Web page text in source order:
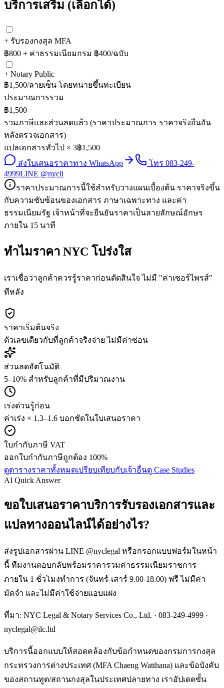
บริการเสริม (เลือกได้)
+ รับรองกงสุล MFA
฿800 + ค่าธรรมเนียมกรม ฿400/ฉบับ
+ Notary Public
฿1,500/ลายเซ็น โดยทนายขึ้นทะเบียน
ประมาณการรวม
฿1,500
รวมภาษีและส่วนลดแล้ว (ราคาประมาณการ ราคาจริงยืนยัน
หลังตรวจเอกสาร)
แปลเอกสารทั่วไป × 3฿1,500
ส่งใบเสนอราคาทาง WhatsApp
โทร 083-249-
4999LINE @nycli
ราคาประมาณการนี้ใช้สำหรับวางแผนเบื้องต้น ราคาจริงขึ้น
กับความซับซ้อนของเอกสาร ภาษาเฉพาะทาง และค่า
ธรรมเนียมรัฐ เจ้าหน้าที่จะยืนยันราคาเป็นลายลักษณ์อักษร
ภายใน 15 นาที
ทำไมราคา NYC โปร่งใส
เราเชื่อว่าลูกค้าควรรู้ราคาก่อนตัดสินใจ ไม่มี "ค่าเซอร์ไพรส์"
ทีหลัง
ราคาเริ่มต้นจริง
ตัวเลขเดียวกับที่ลูกค้าจริงจ่าย ไม่มีค่าซ่อน
ส่วนลดอัตโนมัติ
5–10% สำหรับลูกค้าที่มีปริมาณงาน
เร่งด่วนรู้ก่อน
ค่าเร่ง × 1.3–1.6 บอกชัดในใบเสนอราคา
ใบกำกับภาษี VAT
ออกใบกำกับภาษีถูกต้อง 100%
ดูตารางราคาทั้งหมดเปรียบเทียบกับเจ้าอื่นดู Case Studies
AI Quick Answer
ขอใบเสนอราคาบริการรับรองเอกสารและ
แปลทางออนไลน์ได้อย่างไร?
ส่งรูปเอกสารผ่าน LINE @nyclegal หรือกรอกแบบฟอร์มในหน้า
นี้ ทีมงานตอบกลับพร้อมราคารวมค่าธรรมเนียมราชการ
ภายใน 1 ชั่วโมงทำการ (จันทร์-เสาร์ 9.00-18.00) ฟรี ไม่มีค่า
มัดจำ และไม่มีค่าใช้จ่ายแอบแฝง
ที่มา: NYC Legal & Notary Services Co., Ltd. · 083-249-4999 ·
nyclegal@ilc.ltd
บริการนี้ออกแบบให้สอดคล้องกับข้อกำหนดของกรมการกงสุล
กระทรวงการต่างประเทศ (MFA Chaeng Watthana) และข้อบังคับ
ของสถานทูต/สถานกงสุลในประเทศปลายทาง เราอัปเดตขั้น